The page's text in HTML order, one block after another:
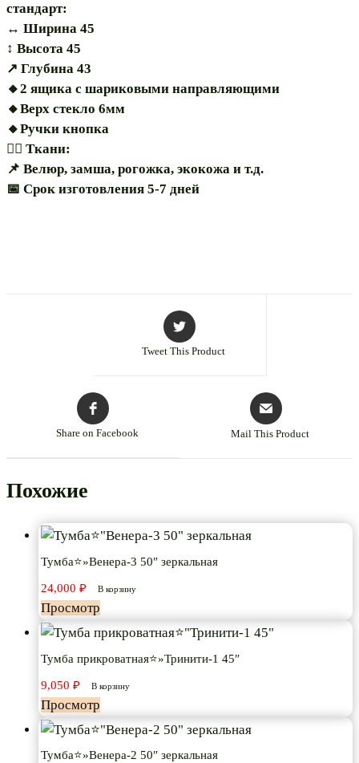
стандарт:
↔️ Ширина 45
↕️ Высота 45
↗️ Глубина 43
🔸2 ящика с шариковыми направляющими
🔸️Верх стекло 6мм
🔸️Ручки кнопка
🏳️‍🌈 Ткани:
📌 Велюр, замша, рогожка, экокожа и т.д.
📅 Срок изготовления 5-7 дней
Tweet This Product
Share on Facebook Mail This Product
Похожие
Тумба⭐»Венера-3 50″ зеркальная
24,000 ₽ В корзину
Просмотр
Тумба прикроватная⭐»Тринити-1 45″
9,050 ₽ В корзину
Просмотр
Тумба⭐»Венера-2 50″ зеркальная